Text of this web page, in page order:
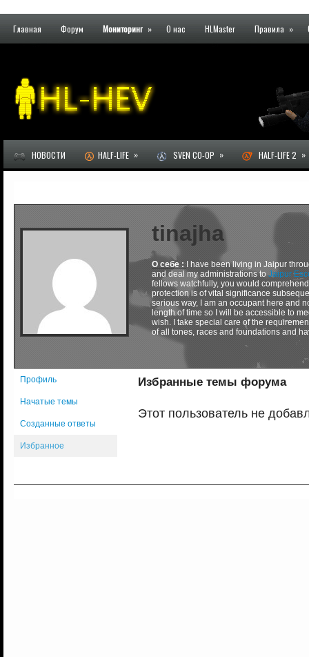
Главная Форум Мониторинг » О нас HLMaster Правила »
НОВОСТИ HALF-LIFE » SVEN CO-OP » HALF-LIFE 2 »
tinajha
О себе : I have been living in Jaipur
and deal my administrations toJaipur
fellows watchfully, you would
protection is of vital significance
serious way, I am an occupant here and
length of time so I will be accessible to
wish. I take special care of the
of all tones, races and foundations and
Профиль
Начатые темы
Созданные ответы
Избранное
Избранные темы форума
Этот пользователь не